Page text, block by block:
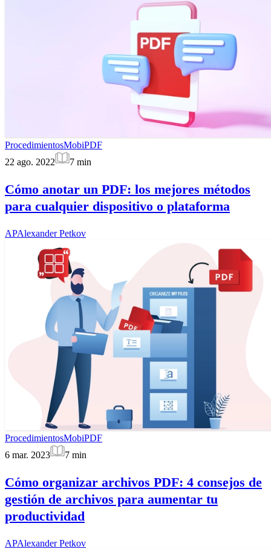
ProcedimientosMobiPDF
22 ago. 2022
7 min
Cómo anotar un PDF: los mejores métodos
para cualquier dispositivo o plataforma
APAlexander Petkov
ProcedimientosMobiPDF
6 mar. 2023
7 min
Cómo organizar archivos PDF: 4 consejos de
gestión de archivos para aumentar tu
productividad
APAlexander Petkov